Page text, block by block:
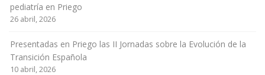
pediatría en Priego
26 abril, 2026
Presentadas en Priego las II Jornadas sobre la Evolución de la
Transición Española
10 abril, 2026